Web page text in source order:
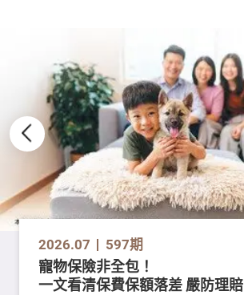
2026.07 597期
寵物保險非全包！
一文看清保費保額落差 嚴防理